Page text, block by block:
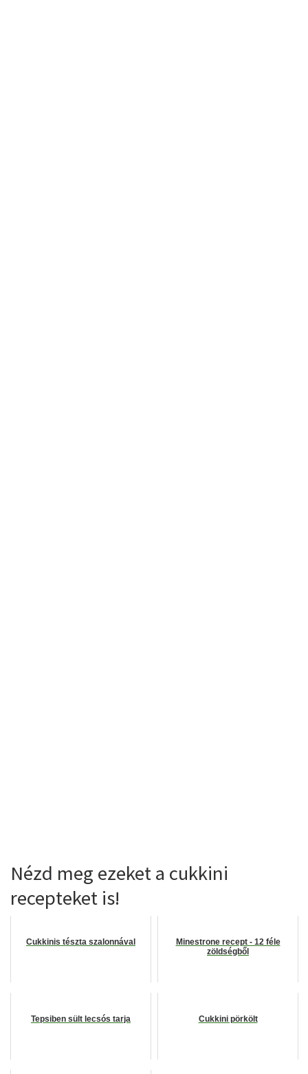
Nézd meg ezeket a cukkini
recepteket is!
Cukkinis tészta szalonnával
Minestrone recept - 12 féle
zöldségből
Tepsiben sült lecsós tarja Cukkini pörkölt